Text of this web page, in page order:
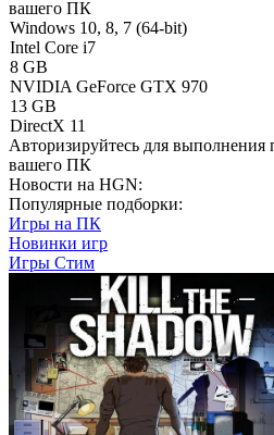
вашего ПК
Windows 10, 8, 7 (64-bit)
Intel Core i7
8 GB
NVIDIA GeForce GTX 970
13 GB
DirectX 11
Авторизируйтесь для выполнения
вашего ПК
Новости на HGN:
Популярные подборки:
Игры на ПК
Новинки игр
Игры Стим